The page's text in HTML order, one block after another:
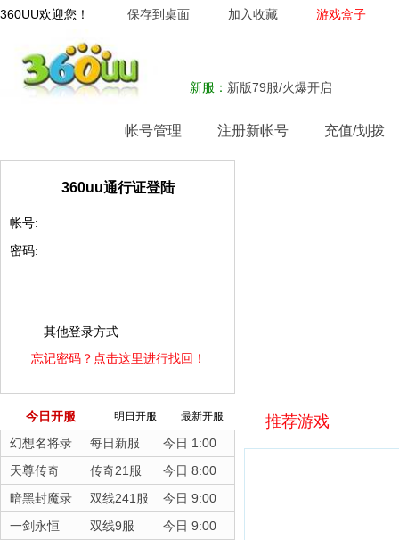
360UU欢迎您！ 保存到桌面 加入收藏 游戏盒子
新服： 新版79服/火爆开启
帐号管理 注册新帐号 充值/划拨
360uu通行证登陆
帐号:
密码:
其他登录方式
忘记密码？点击这里进行找回！
今日开服 明日开服 最新开服
幻想名将录 每日新服
今日 1:00
天尊传奇
传奇21服
今日 8:00
暗黑封魔录
双线241服
今日 9:00
一剑永恒
双线9服
今日 9:00
推荐游戏